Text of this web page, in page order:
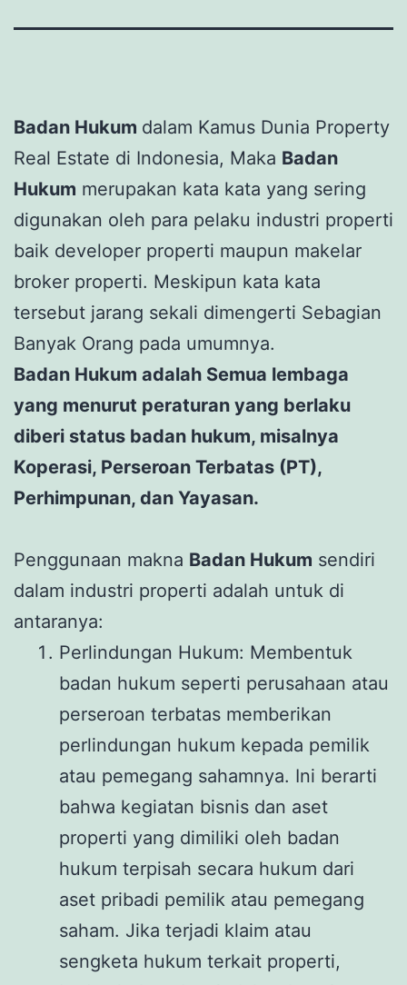
Badan Hukum dalam Kamus Dunia Property
Real Estate di Indonesia, Maka Badan
Hukum merupakan kata kata yang sering
digunakan oleh para pelaku industri properti
baik developer properti maupun makelar
broker properti. Meskipun kata kata
tersebut jarang sekali dimengerti Sebagian
Banyak Orang pada umumnya.
Badan Hukum adalah Semua lembaga
yang menurut peraturan yang berlaku
diberi status badan hukum, misalnya
Koperasi, Perseroan Terbatas (PT),
Perhimpunan, dan Yayasan.
Penggunaan makna Badan Hukum sendiri
dalam industri properti adalah untuk di
antaranya:
Perlindungan Hukum: Membentuk
badan hukum seperti perusahaan atau
perseroan terbatas memberikan
perlindungan hukum kepada pemilik
atau pemegang sahamnya. Ini berarti
bahwa kegiatan bisnis dan aset
properti yang dimiliki oleh badan
hukum terpisah secara hukum dari
aset pribadi pemilik atau pemegang
saham. Jika terjadi klaim atau
sengketa hukum terkait properti,